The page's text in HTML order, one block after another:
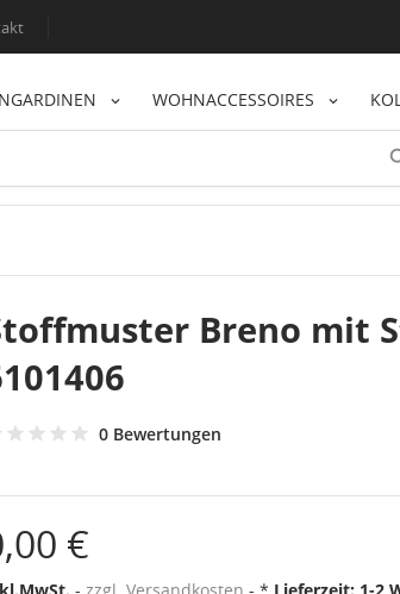
WOHNACCESSOIRES
Breno mit
0 Bewertungen
€